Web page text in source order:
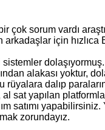
sorum vardı
için hızlıca
alakası yoktur,
dalıp
sat yapılan
satımı yapabilirsiniz.
zorundayız.